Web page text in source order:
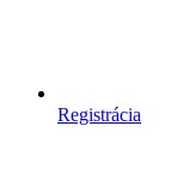
Registrácia